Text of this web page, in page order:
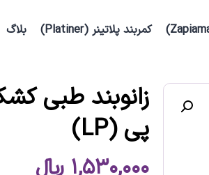
کمربند پلاتینر (Platiner) بلاگ
پی (LP)
۱,۵۳۰,۰۰۰ ﷼